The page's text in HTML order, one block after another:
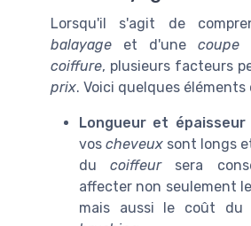
Lorsqu'il s'agit de
balayage et d'une coupe
coiffure, plusieurs facteurs
prix. Voici quelques éléments
Longueur et
vos cheveux sont longs
ducoiffeursera
affecter non seulement
mais aussi le coût du